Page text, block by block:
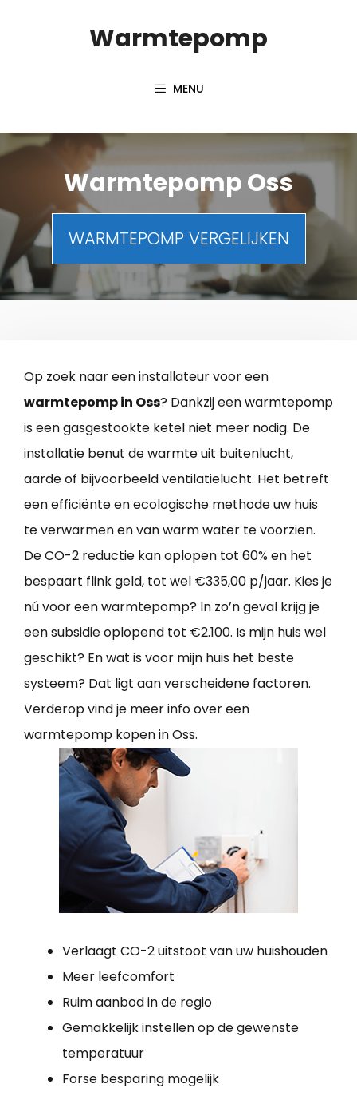
Warmtepomp
MENU
Warmtepomp Oss
WARMTEPOMP VERGELIJKEN
Op zoek naar een installateur voor een
warmtepomp in Oss? Dankzij een warmtepomp
is een gasgestookte ketel niet meer nodig. De
installatie benut de warmte uit buitenlucht,
aarde of bijvoorbeeld ventilatielucht. Het betreft
een efficiënte en ecologische methode uw huis
te verwarmen en van warm water te voorzien.
De CO-2 reductie kan oplopen tot 60% en het
bespaart flink geld, tot wel €335,00 p/jaar. Kies je
nú voor een warmtepomp? In zo’n geval krijg je
een subsidie oplopend tot €2.100. Is mijn huis wel
geschikt? En wat is voor mijn huis het beste
systeem? Dat ligt aan verscheidene factoren.
Verderop vind je meer info over een
warmtepomp kopen in Oss.
Verlaagt CO-2 uitstoot van uw huishouden
Meer leefcomfort
Ruim aanbod in de regio
Gemakkelijk instellen op de gewenste
temperatuur
Forse besparing mogelijk